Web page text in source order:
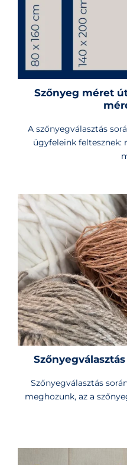
Szőnyeg méret
A szőnyegválasztás
ügyfeleink feltesznek:
Szőnyegválasztás
meghozunk, az a